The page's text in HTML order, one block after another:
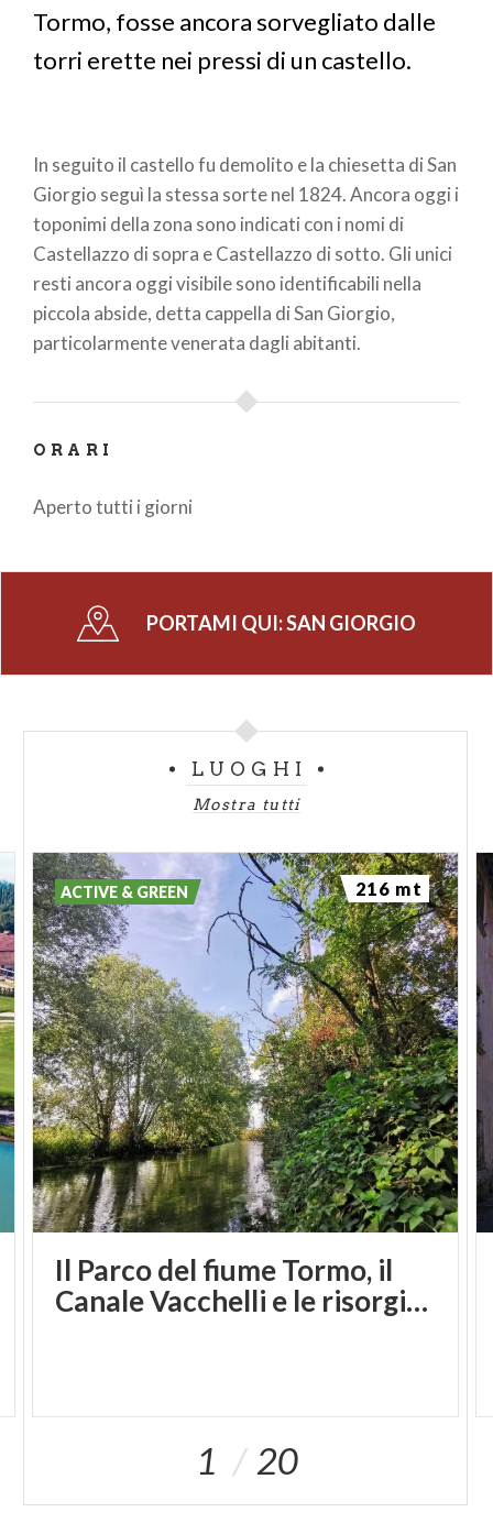
Tormo, fosse ancora sorvegliato dalle
torri erette nei pressi di un castello.
In seguito il castello fu demolito e la chiesetta di San
Giorgio seguì la stessa sorte nel 1824. Ancora oggi i
toponimi della zona sono indicati con i nomi di
Castellazzo di sopra e Castellazzo di sotto. Gli unici
resti ancora oggi visibile sono identificabili nella
piccola abside, detta cappella di San Giorgio,
particolarmente venerata dagli abitanti.
ORARI
Aperto tutti i giorni
PORTAMI QUI:SAN GIORGIO
LUOGHI
Mostra tutti
Il Parco del fiume Tormo, il
Canale Vacchelli e le risorgive
ACTIVE & GREEN 216 mt
1 20